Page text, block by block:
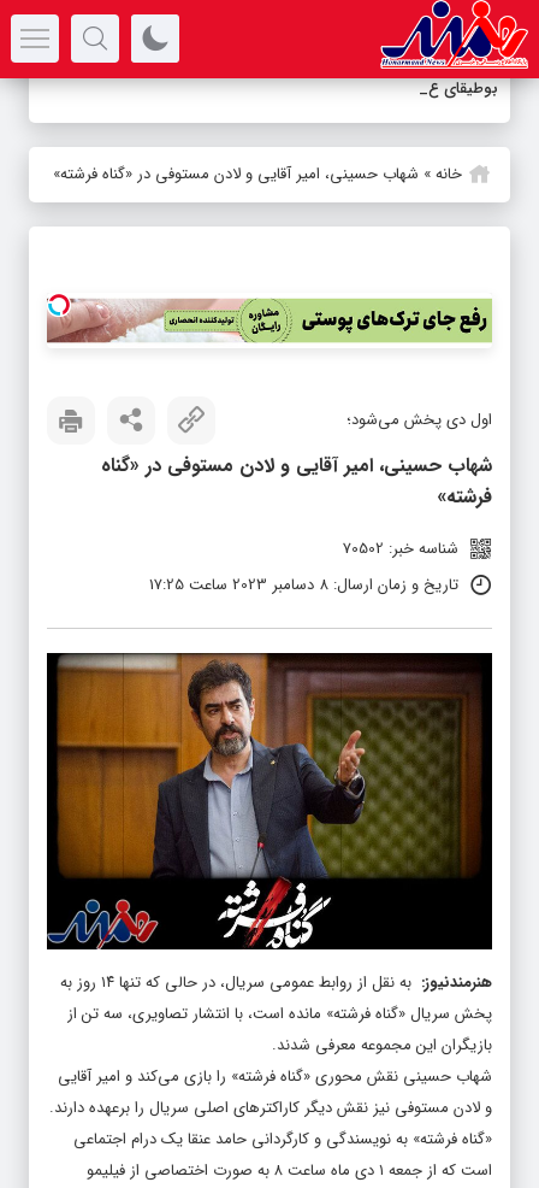
بوطیقای عشق در-
خانه» شهاب حسینی، امیر آقایی و لادن مستوفی در «گناه فرشته»
اول دی پخش می‌شود؛
شهاب حسینی، امیر آقایی و لادن مستوفی در «گناه
فرشته»
شناسه خبر: 70502
تاریخ و زمان ارسال: 8 دسامبر 2023 ساعت 17:25
هنرمندنیوز:
به نقل از روابط عمومی سریال، در حالی که تنها ۱۴ روز به
پخش سریال «گناه فرشته» مانده است، با انتشار تصاویری، سه تن از
بازیگران این مجموعه معرفی شدند.
شهاب حسینی نقش محوری «گناه فرشته» را بازی می‌کند و امیر آقایی
و لادن مستوفی نیز نقش دیگر کاراکترهای اصلی سریال را برعهده دارند.
«گناه فرشته» به نویسندگی و کارگردانی حامد عنقا یک درام اجتماعی
است که از جمعه ۱ دی ماه ساعت ۸ به صورت اختصاصی از فیلیمو